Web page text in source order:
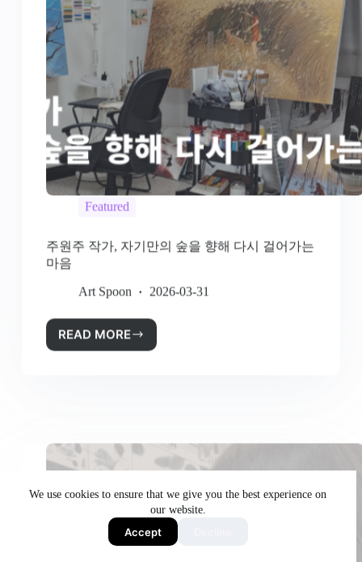
We use cookies to ensure that we give you the best experience on
our website.
Accept
Featured
마음
READ MORE